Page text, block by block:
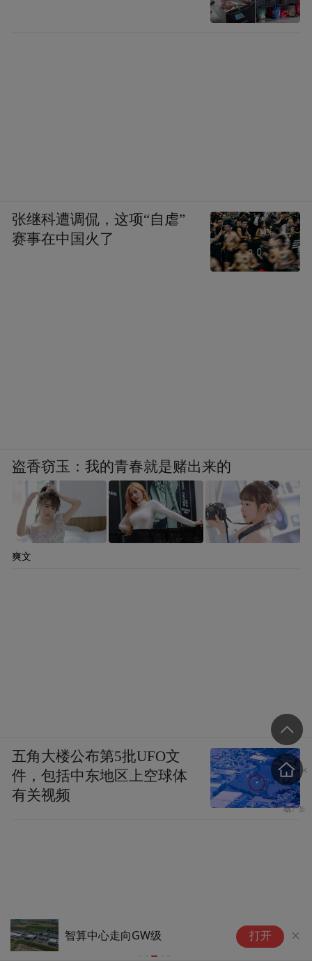
智算中心走向GW级 打开
张继科遭调侃，这项“自虐”
赛事在中国火了
盗香窃玉：我的青春就是赌出来的
爽文
五角大楼公布第5批UFO文
件，包括中东地区上空球体
有关视频